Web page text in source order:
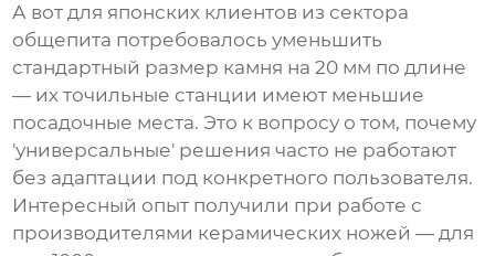
А вот для японских клиентов из сектора
общепита потребовалось уменьшить
стандартный размер камня на 20 мм по длине
— их точильные станции имеют меньшие
посадочные места. Это к вопросу о том, почему
'универсальные' решения часто не работают
без адаптации под конкретного пользователя.
Интересный опыт получили при работе с
производителями керамических ножей — для